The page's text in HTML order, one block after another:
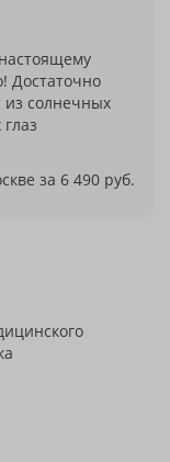
Достаточно
из солнечных
за 6 490 руб.